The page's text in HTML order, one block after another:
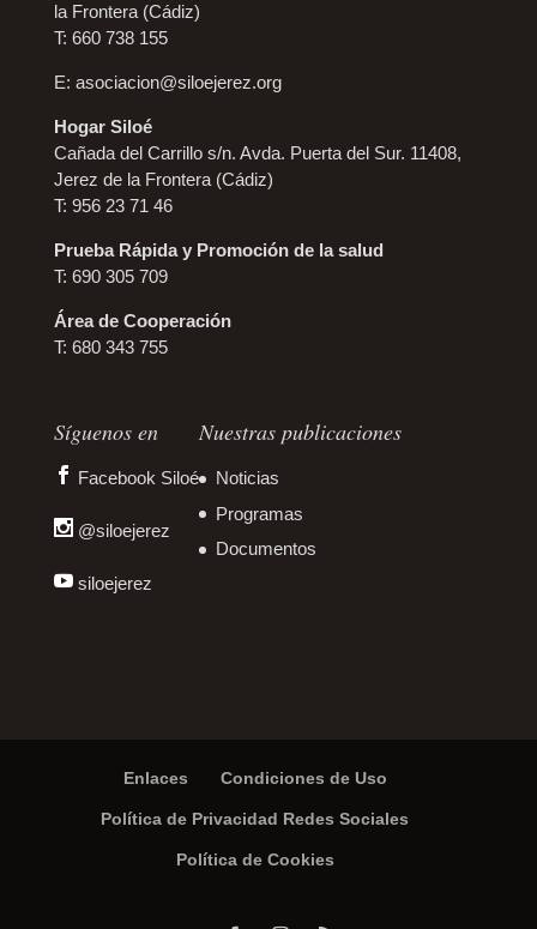
la Frontera (Cádiz)
T: 660 738 155
E: asociacion@siloejerez.org
Hogar Siloé
Cañada del Carrillo s/n. Avda. Puerta del Sur. 11408,
Jerez de la Frontera (Cádiz)
T: 956 23 71 46
Prueba Rápida y Promoción de la salud
T: 690 305 709
Área de Cooperación
T: 680 343 755
Síguenos en
Facebook Siloé
@siloejerez
siloejerez
Nuestras publicaciones
Noticias
Programas
Documentos
Enlaces Condiciones de Uso
Política de Privacidad Redes Sociales
Política de Cookies